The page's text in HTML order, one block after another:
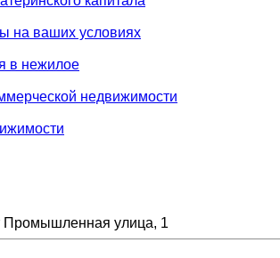
на ваших условиях
в нежилое
недвижимости
Промышленная улица, 1